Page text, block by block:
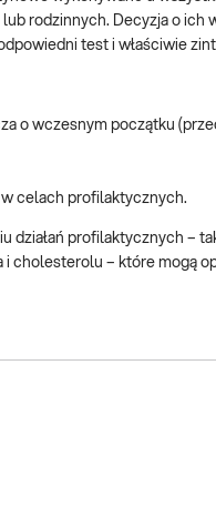
rodzinnych. Decyzja o ich
test i właściwie
o wczesnym początku
celach profilaktycznych.
profilaktycznych –
cholesterolu – które mogą